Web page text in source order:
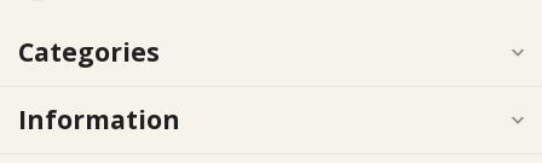
Categories
Information